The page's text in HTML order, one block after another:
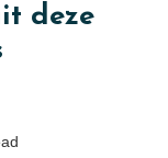
deze